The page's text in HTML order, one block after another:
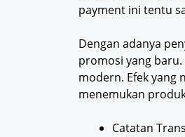
payment ini tentu
Dengan adanya
promosi yang
modern. Efek yang
menemukan
Catatan